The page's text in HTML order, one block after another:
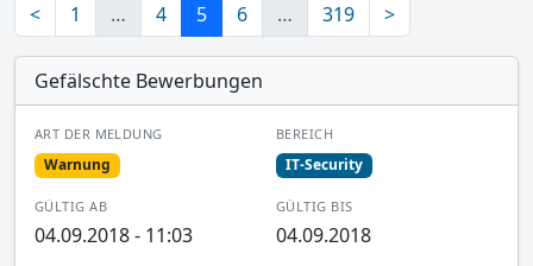
< 1 … 4 5 6 … 319 >
Gefälschte Bewerbungen
ART DER MELDUNG
Warnung
BEREICH
IT-Security
GÜLTIG AB
04.09.2018 - 11:03
GÜLTIG BIS
04.09.2018